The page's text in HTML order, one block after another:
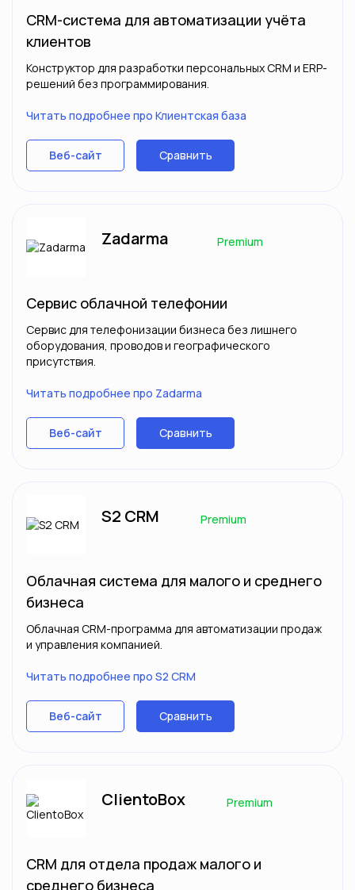
CRM-система для автоматизации учёта
клиентов
Конструктор для разработки персональных CRM и ERP-
решений без программирования.
Читать подробнее про Клиентская база
Веб-сайт Сравнить
Zadarma Premium
Сервис облачной телефонии
Сервис для телефонизации бизнеса без лишнего
оборудования, проводов и географического
присутствия.
Читать подробнее про Zadarma
Веб-сайт Сравнить
S2 CRM Premium
Облачная система для малого и среднего
бизнеса
Облачная CRM-программа для автоматизации продаж
и управления компанией.
Читать подробнее про S2 CRM
Веб-сайт Сравнить
ClientoBox Premium
CRM для отдела продаж малого и
среднего бизнеса